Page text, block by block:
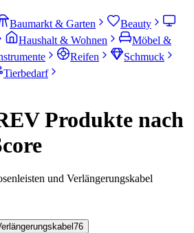
Baumarkt & Garten
Beauty
Haushalt & Wohnen
Möbel &
Reifen
Schmuck
Tierbedarf
Produkte nach
und Verlängerungskabel
76